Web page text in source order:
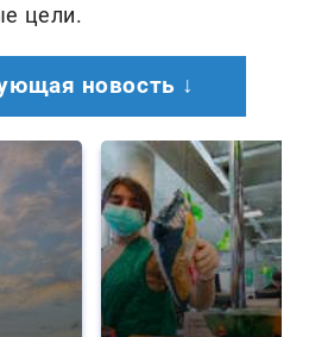
цели.
новость ↓